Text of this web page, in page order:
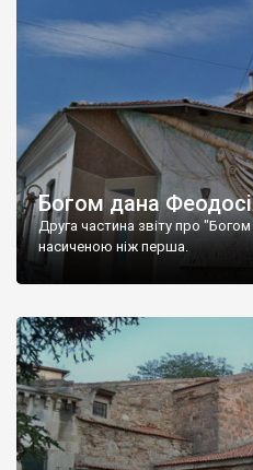
Богом дана
Друга частина звіту про
насиченою ніж перша.